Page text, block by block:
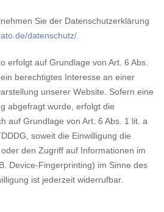
Sie der Datenschutzerklärung
datenschutz/.
erfolgt auf Grundlage von Art. 6 Abs.
berechtigtes Interesse an einer
unserer Website. Sofern eine
abgefragt wurde, erfolgt die
auf Grundlage von Art. 6 Abs. 1 lit. a
soweit die Einwilligung die
den Zugriff auf Informationen im
Device-Fingerprinting) im Sinne des
ist jederzeit widerrufbar.